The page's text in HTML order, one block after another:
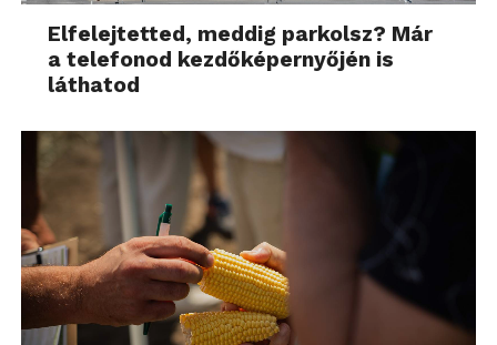
Elfelejtetted, meddig parkolsz? Már
a telefonod kezdőképernyőjén is
láthatod